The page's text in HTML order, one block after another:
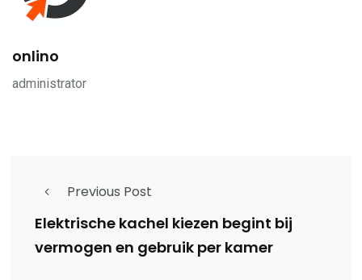
onlino
administrator
Previous Post
Elektrische kachel kiezen begint bij
vermogen en gebruik per kamer